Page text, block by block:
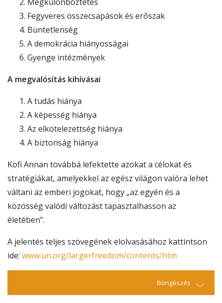
Fegyveres összecsapások és erőszak
Büntetlenség
A demokrácia hiányosságai
Gyenge intézmények
A megvalósítás kihívásai
A tudás hiánya
A képesség hiánya
Az elkötelezettség hiánya
A biztonság hiánya
Kofi Annan továbbá lefektette azokat a célokat és
stratégiákat, amelyekkel az egész világon valóra lehet
váltani az emberi jogokat, hogy „az egyén és a
közösség valódi változást tapasztalhasson az
életében”.
A jelentés teljes szövegének elolvasásához kattintson
ide: www.un.org/largerfreedom/contents/htm
Böngészés